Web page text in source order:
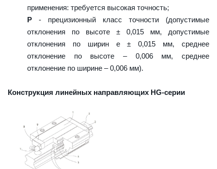
применения: требуется высокая точность;
P - прецизионный класс точности (допустимые
отклонения по высоте ± 0,015 мм, допустимые
отклонения по ширин е ± 0,015 мм, среднее
отклонение по высоте – 0,006 мм, среднее
отклонение по ширине – 0,006 мм).
Конструкция линейных направляющих HG-серии